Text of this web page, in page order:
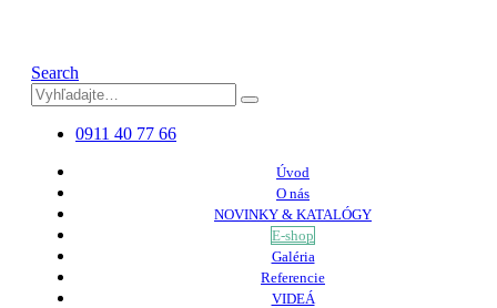
Search
0911 40 77 66
Úvod
O nás
NOVINKY & KATALÓGY
E-shop
Galéria
Referencie
VIDEÁ